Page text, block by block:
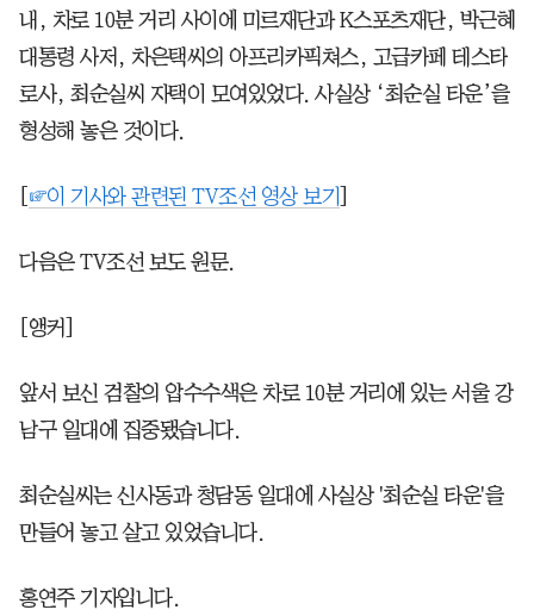
내, 차로 10분 거리 사이에 미르재단과 K스포츠재단, 박근혜
대통령 사저, 차은택씨의 아프리카픽쳐스, 고급카페 테스타
로사, 최순실씨 자택이 모여있었다. 사실상 ‘최순실 타운’을
형성해 놓은 것이다.
☞이 기사와 관련된 TV조선 영상 보기
다음은 TV조선 보도 원문.
[앵커]
앞서 보신 검찰의 압수수색은 차로 10분 거리에 있는 서울 강
남구 일대에 집중됐습니다.
최순실씨는 신사동과 청담동 일대에 사실상 '최순실 타운'을
만들어 놓고 살고 있었습니다.
홍연주 기자입니다.